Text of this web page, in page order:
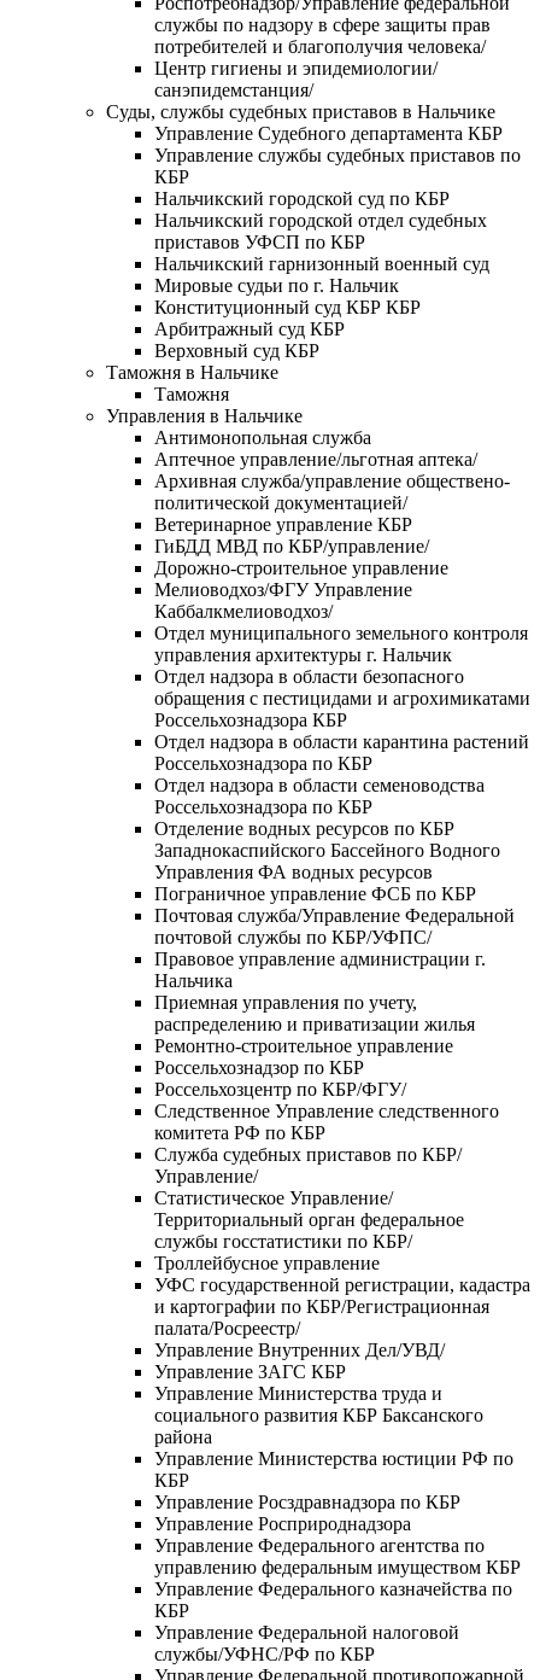
службы по надзору в сфере защиты прав
потребителей и благополучия человека/
Центр гигиены и эпидемиологии/
санэпидемстанция/
Суды, службы судебных приставов в Нальчике
Управление Судебного департамента КБР
Управление службы судебных приставов по
КБР
Нальчикский городской суд по КБР
Нальчикский городской отдел судебных
приставов УФСП по КБР
Нальчикский гарнизонный военный суд
Мировые судьи по г. Нальчик
Конституционный суд КБР КБР
Арбитражный суд КБР
Верховный суд КБР
Таможня в Нальчике
Таможня
Управления в Нальчике
Антимонопольная служба
Аптечное управление/льготная аптека/
Архивная служба/управление обществено-
политической документацией/
Ветеринарное управление КБР
ГиБДД МВД по КБР/управление/
Дорожно-строительное управление
Мелиоводхоз/ФГУ Управление
Каббалкмелиоводхоз/
Отдел муниципального земельного контроля
управления архитектуры г. Нальчик
Отдел надзора в области безопасного
обращения с пестицидами и агрохимикатами
Россельхознадзора КБР
Отдел надзора в области карантина растений
Россельхознадзора по КБР
Отдел надзора в области семеноводства
Россельхознадзора по КБР
Отделение водных ресурсов по КБР
Западнокаспийского Бассейного Водного
Управления ФА водных ресурсов
Пограничное управление ФСБ по КБР
Почтовая служба/Управление Федеральной
почтовой службы по КБР/УФПС/
Правовое управление администрации г.
Нальчика
Приемная управления по учету,
распределению и приватизации жилья
Ремонтно-строительное управление
Россельхознадзор по КБР
Россельхозцентр по КБР/ФГУ/
Следственное Управление следственного
комитета РФ по КБР
Служба судебных приставов по КБР/
Управление/
Статистическое Управление/
Территориальный орган федеральное
службы госстатистики по КБР/
Троллейбусное управление
УФС государственной регистрации, кадастра
и картографии по КБР/Регистрационная
палата/Росреестр/
Управление Внутренних Дел/УВД/
Управление ЗАГС КБР
Управление Министерства труда и
социального развития КБР Баксанского
района
Управление Министерства юстиции РФ по
КБР
Управление Росздравнадзора по КБР
Управление Росприроднадзора
Управление Федерального агентства по
управлению федеральным имуществом КБР
Управление Федерального казначейства по
КБР
Управление Федеральной налоговой
службы/УФНС/РФ по КБР
Управление Федеральной противопожарной